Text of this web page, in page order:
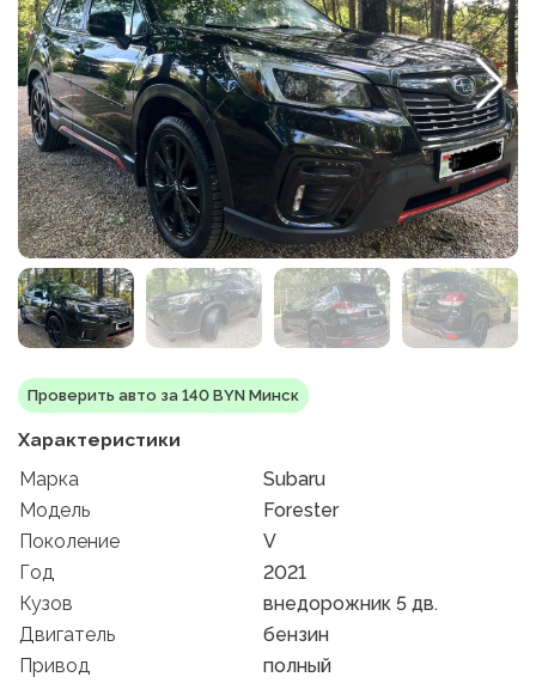
Проверить авто за 140 BYN Минск
Характеристики
Марка
Subaru
Модель
Forester
Поколение
V
Год
2021
Кузов
внедорожник 5 дв.
Двигатель
бензин
Привод
полный